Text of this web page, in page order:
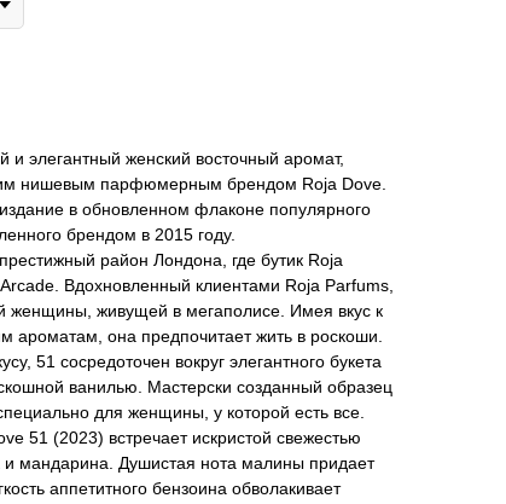
элегантный женский восточный аромат,
нишевым парфюмерным брендом Roja Dove.
в обновленном флаконе популярного
брендом в 2015 году.
район Лондона, где бутик Roja
Вдохновленный клиентами Roja Parfums,
женщины, живущей в мегаполисе. Имея вкус к
она предпочитает жить в роскоши.
51 сосредоточен вокруг элегантного букета
ванилью. Мастерски созданный образец
для женщины, у которой есть все.
51 (2023) встречает искристой свежестью
и мандарина. Душистая нота малины придает
аппетитного бензоина обволакивает